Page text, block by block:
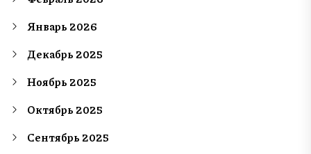
Январь 2026
Декабрь 2025
Ноябрь 2025
Октябрь 2025
Сентябрь 2025